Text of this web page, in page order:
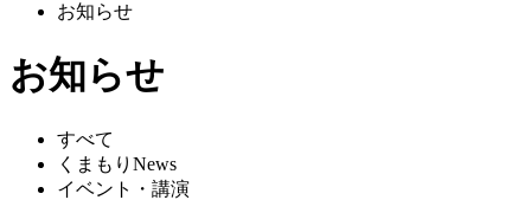
お知らせ
お知らせ
すべて
くまもりNews
イベント・講演